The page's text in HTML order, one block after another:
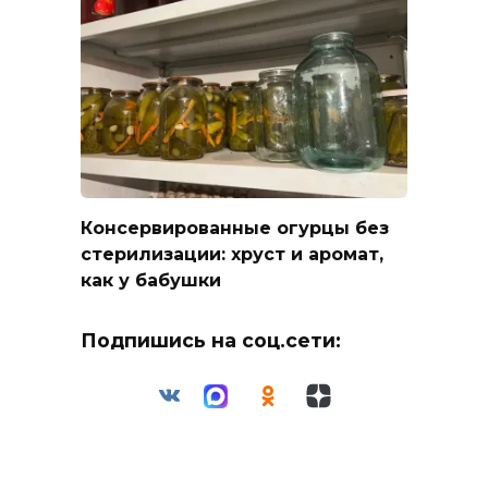
Консервированные огурцы без
стерилизации: хруст и аромат,
как у бабушки
Подпишись на соц.сети: